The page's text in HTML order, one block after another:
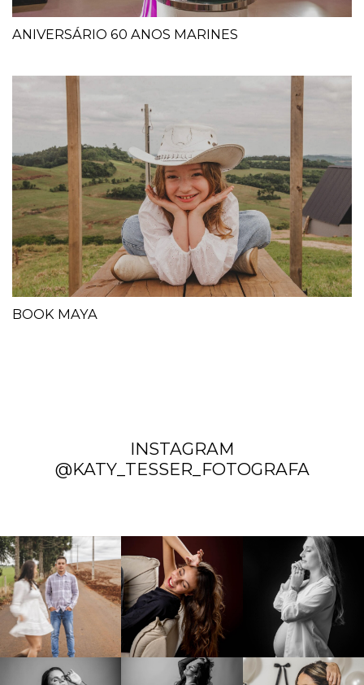
ANIVERSÁRIO 60 ANOS MARINES
BOOK MAYA
INSTAGRAM
@KATY_TESSER_FOTOGRAFA